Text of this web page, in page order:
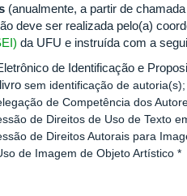
(anualmente, a partir de
deve ser realizada pelo(a)
da UFU e instruída com a
de Identificação e
sem identificação de autoria(s);
de Competência dos
de Direitos de Uso de Texto
de Direitos Autorais para
Uso de Imagem de Objeto